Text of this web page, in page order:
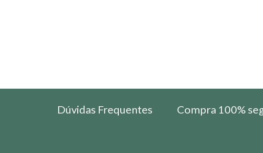
Dúvidas Frequentes Compra 100%